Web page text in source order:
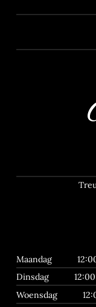
Maandag
Dinsdag
Woensdag